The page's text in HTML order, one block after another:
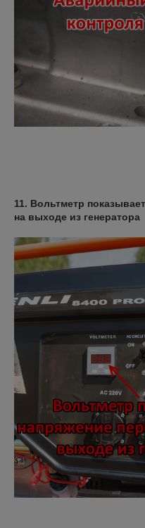
11. Вольтметр
на выходе из генератора